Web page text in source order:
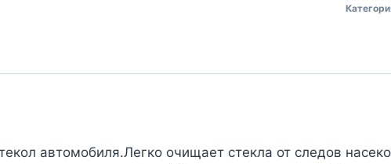
автомобиля.Легко очищает стекла от следов